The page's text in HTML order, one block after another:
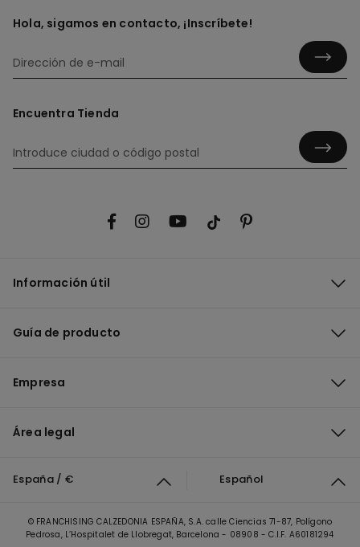
Hola, sigamos en contacto, ¡Inscríbete!
Encuentra Tienda
Información útil
Guía de producto
Empresa
Área legal
España / € Español
© FRANCHISING CALZEDONIA ESPAÑA, S.A. calle Ciencias 71-87, Polígono
Pedrosa, L’Hospitalet de Llobregat, Barcelona - 08908 - C.I.F. A60181294